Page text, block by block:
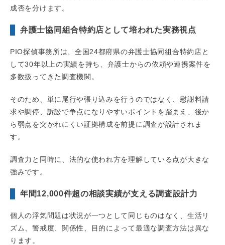
成否を分けます。
弁護士協同組合特約店として培われた実務視点
PIO探偵事務所は、全国24都府県の弁護士協同組合特約店と
して30年以上の実績を持ち、弁護士からの依頼や連携案件を
多数扱ってきた調査機関。
そのため、単に尾行や張り込みを行うのではなく、慰謝料請
求や調停、訴訟で争点になりやすいポイントを踏まえ、後か
ら弱点を突かれにくい証拠構成を前提に調査が設計されま
す。
調査力と同時に、法的な使われ方を理解している点が大きな
強みです。
年間12,000件超の相談実績が支える調査設計力
個人の浮気問題は状況が一つとして同じものはなく、生活リ
ズム、警戒度、関係性、目的によって最適な調査方法は異な
ります。